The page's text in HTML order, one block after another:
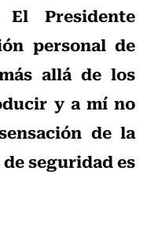
El Presidente
personal de
allá de los
y a mí no
de la
seguridad es